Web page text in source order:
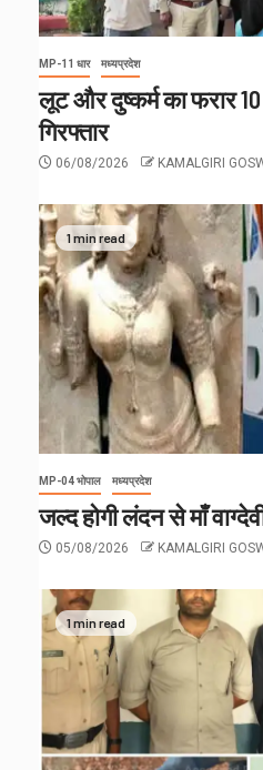
MP-11 धार मध्यप्रदेश
लूट और दुष्कर्म का फरार
गिरफ्तार
06/08/2026 KAMALGIRI
1 min read
MP-04 भोपाल मध्यप्रदेश
जल्द होगी लंदन से माँ
05/08/2026 KAMALGIRI
1 min read